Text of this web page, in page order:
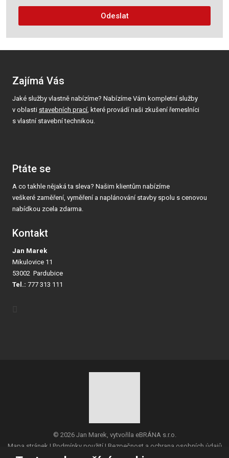
zpracováním
Odeslat
se
odeslat.
Zajímá Vás
Jaké služby vlastně nabízíme? Nabízíme Vám kompletní služby
v oblasti stavebních prací, které provádí naši zkušení řemeslníci
s vlastní stavební technikou.
Ptáte se
A co takhle nějaká ta sleva? Našim klientům nabízíme
veškeré zaměření, vyměření a naplánování stavby spolu s cenovou
nabídkou zcela zdarma.
Kontakt
Jan Marek
Mikulovice 11
53002 Pardubice
Tel.: 777 313 111
© 2026 Jan Marek, vytvořila eBRÁNA s.r.o.
Mapa stránek | Podmínky použití | Bezpečnost a ochrana osobních údajů